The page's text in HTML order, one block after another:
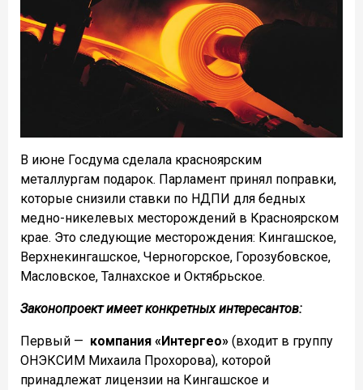
В июне Госдума сделала красноярским
металлургам подарок. Парламент принял поправки,
которые снизили ставки по НДПИ для бедных
медно-никелевых месторождений в Красноярском
крае. Это следующие месторождения: Кингашское,
Верхнекингашское, Черногорское, Горозубовское,
Масловское, Талнахское и Октябрьское.
Законопроект имеет конкретных интересантов:
Первый — компания «Интергео» (входит в группу
ОНЭКСИМ Михаила Прохорова), которой
принадлежат лицензии на Кингашское и